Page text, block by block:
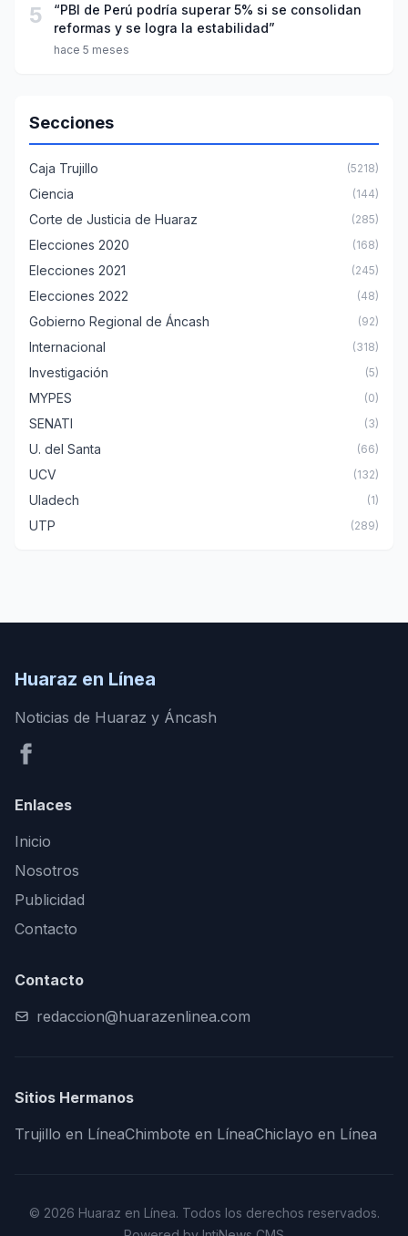
5
“PBI de Perú podría superar 5% si se consolidan
reformas y se logra la estabilidad”
hace 5 meses
Secciones
Caja Trujillo (5218)
Ciencia (144)
Corte de Justicia de Huaraz (285)
Elecciones 2020 (168)
Elecciones 2021 (245)
Elecciones 2022 (48)
Gobierno Regional de Áncash (92)
Internacional (318)
Investigación (5)
MYPES (0)
SENATI (3)
U. del Santa (66)
UCV (132)
Uladech (1)
UTP (289)
Huaraz en Línea
Noticias de Huaraz y Áncash
Enlaces
Inicio
Nosotros
Publicidad
Contacto
Contacto
redaccion@huarazenlinea.com
Sitios Hermanos
Trujillo en LíneaChimbote en LíneaChiclayo en Línea
© 2026 Huaraz en Línea. Todos los derechos reservados.